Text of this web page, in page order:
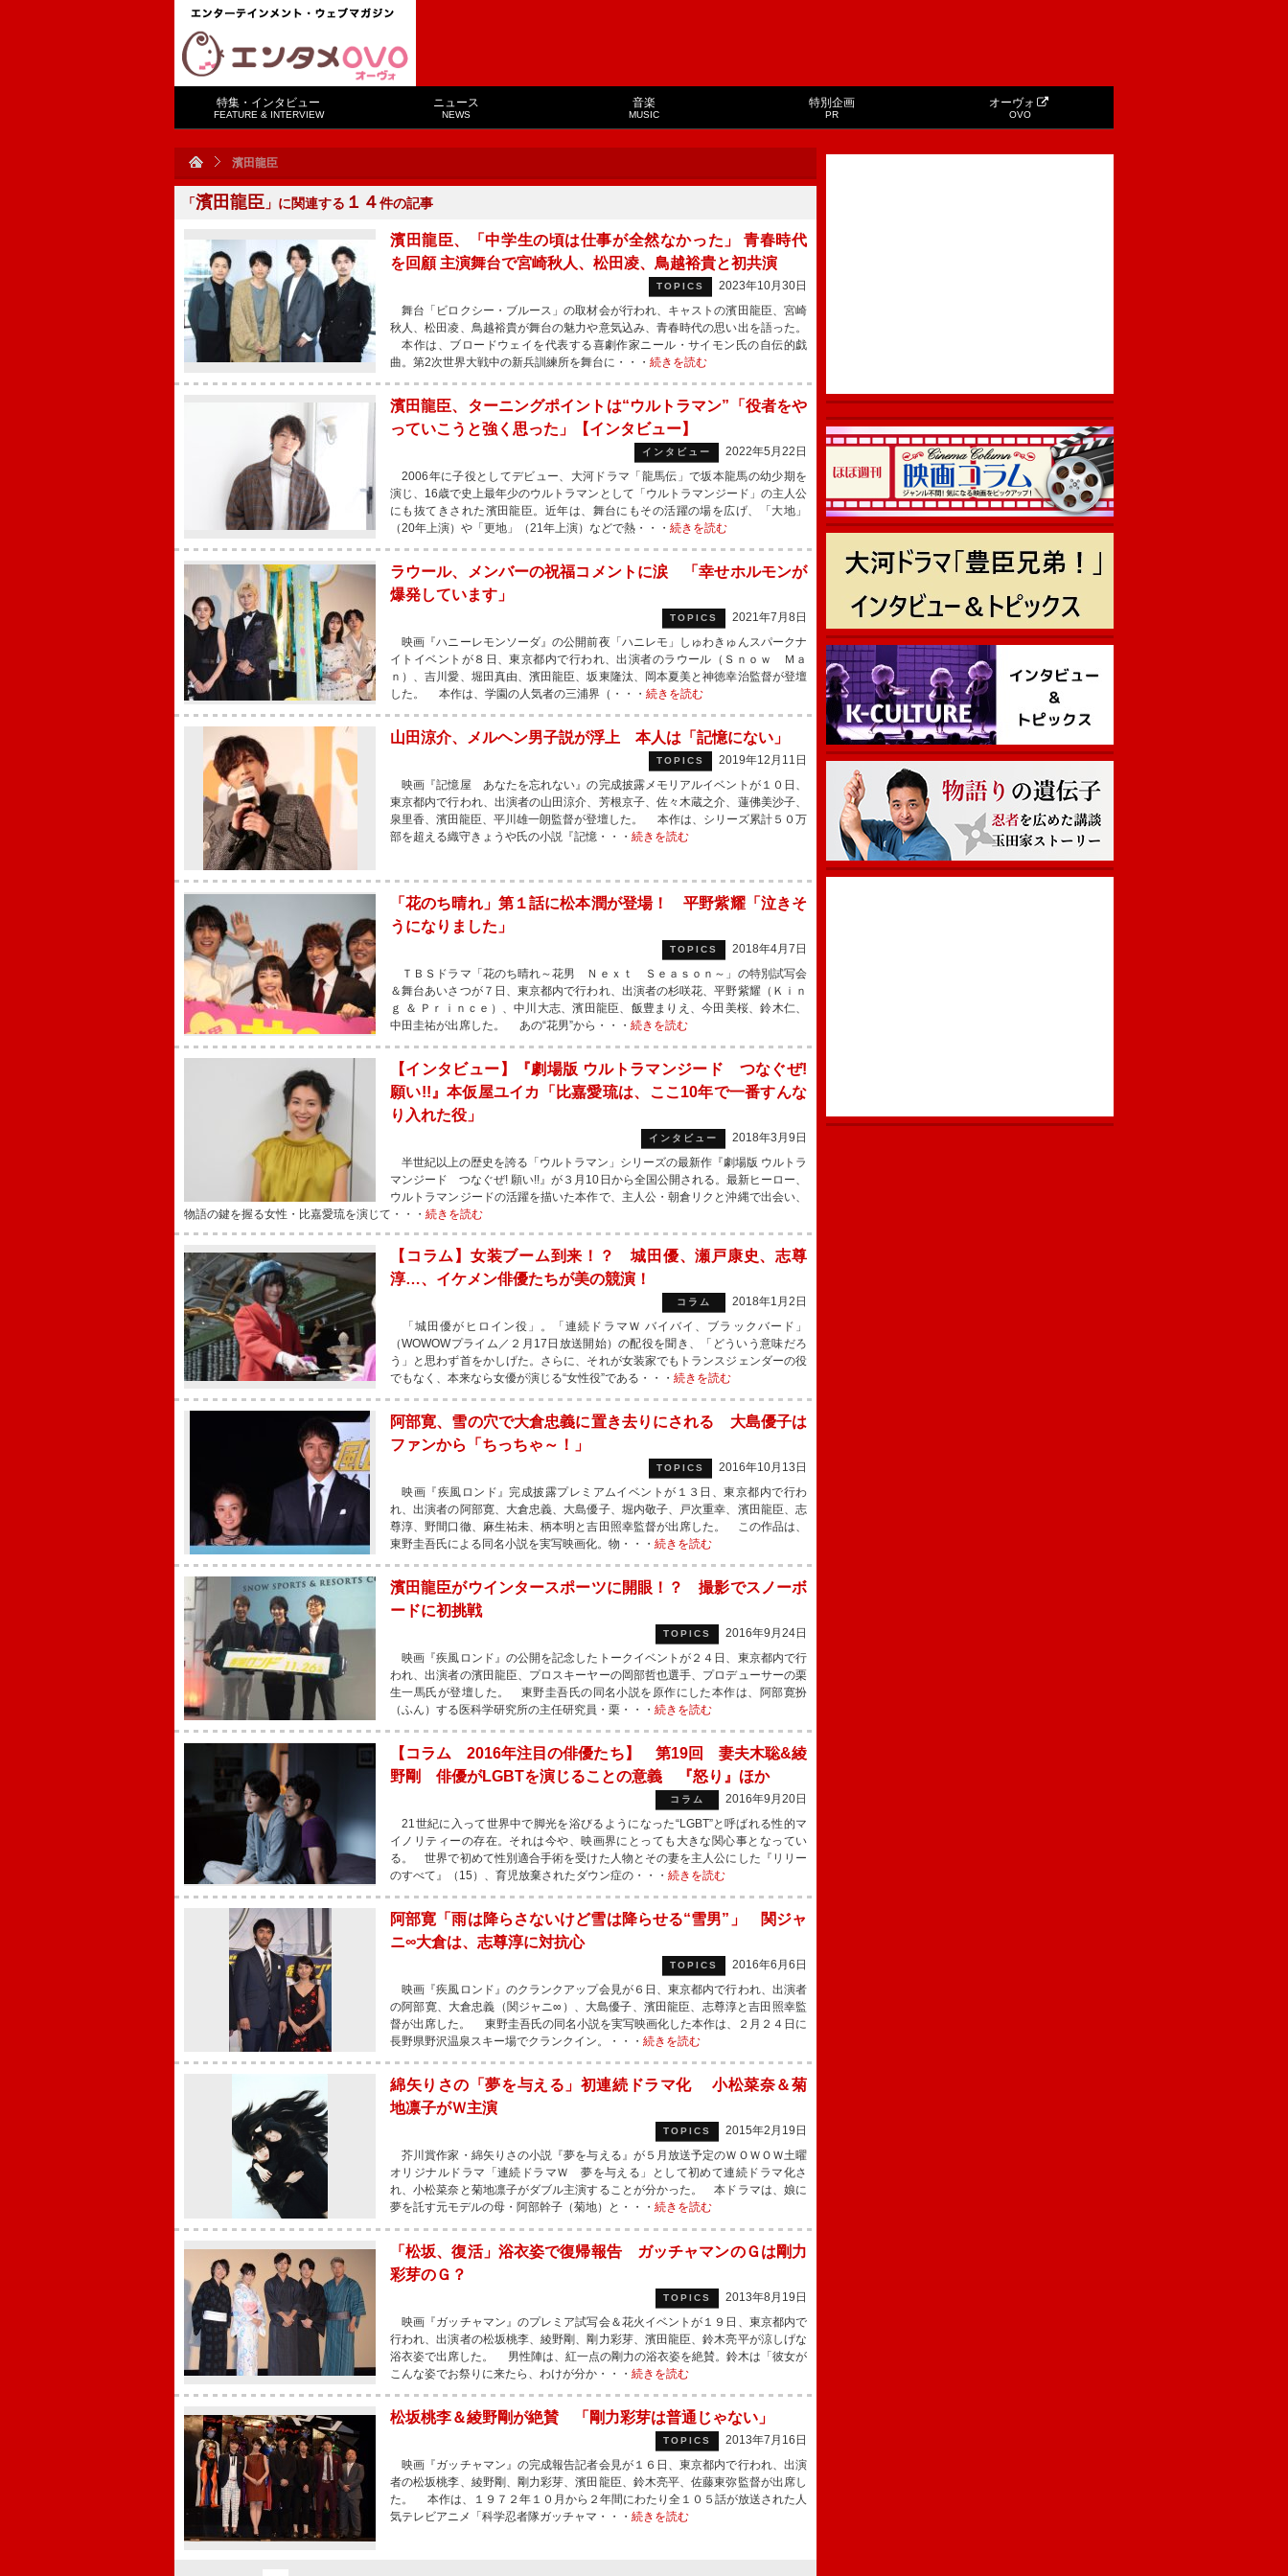
特集・インタビュー
FEATURE & INTERVIEW
ニュース
NEWS
音楽
MUSIC
特別企画
PR
オーヴォ
OVO
濱田龍臣
「濱田龍臣 」に関連する １４件の記事
濱田龍臣、「中学生の頃は仕事が全然なかった」 青春時代
を回顧 主演舞台で宮崎秋人、松田凌、鳥越裕貴と初共演
TOPICS
2023年10月30日
舞台「ビロクシー・ブルース」の取材会が行われ、キャストの濱田龍臣、宮崎
秋人、松田凌、鳥越裕貴が舞台の魅力や意気込み、青春時代の思い出を語った。
本作は、ブロードウェイを代表する喜劇作家ニール・サイモン氏の自伝的戯
曲。第2次世界大戦中の新兵訓練所を舞台に・・・ 続きを読む
濱田龍臣、ターニングポイントは“ウルトラマン”「役者をや
っていこうと強く思った」【インタビュー】
インタビュー
2022年5月22日
2006年に子役としてデビュー、大河ドラマ「龍馬伝」で坂本龍馬の幼少期を
演じ、16歳で史上最年少のウルトラマンとして「ウルトラマンジード」の主人公
にも抜てきされた濱田龍臣。近年は、舞台にもその活躍の場を広げ、「大地」
（20年上演）や「更地」（21年上演）などで熱・・・ 続きを読む
ラウール、メンバーの祝福コメントに涙 「幸せホルモンが
爆発しています」
TOPICS
2021年7月8日
映画『ハニーレモンソーダ』の公開前夜「ハニレモ」しゅわきゅんスパークナ
イトイベントが８日、東京都内で行われ、出演者のラウール（Ｓｎｏｗ Ｍａ
ｎ）、吉川愛、堀田真由、濱田龍臣、坂東隆汰、岡本夏美と神徳幸治監督が登壇
した。 本作は、学園の人気者の三浦界（・・・ 続きを読む
山田涼介、メルヘン男子説が浮上 本人は「記憶にない」
TOPICS
2019年12月11日
映画『記憶屋 あなたを忘れない』の完成披露メモリアルイベントが１０日、
東京都内で行われ、出演者の山田涼介、芳根京子、佐々木蔵之介、蓮佛美沙子、
泉里香、濱田龍臣、平川雄一朗監督が登壇した。 本作は、シリーズ累計５０万
部を超える織守きょうや氏の小説『記憶・・・ 続きを読む
「花のち晴れ」第１話に松本潤が登場！ 平野紫耀「泣きそ
うになりました」
TOPICS
2018年4月7日
ＴＢＳドラマ「花のち晴れ～花男 Ｎｅｘｔ Ｓｅａｓｏｎ～」の特別試写会
＆舞台あいさつが７日、東京都内で行われ、出演者の杉咲花、平野紫耀（Ｋｉｎ
ｇ ＆ Ｐｒｉｎｃｅ）、中川大志、濱田龍臣、飯豊まりえ、今田美桜、鈴木仁、
中田圭祐が出席した。 あの“花男”から・・・ 続きを読む
【インタビュー】『劇場版 ウルトラマンジード つなぐぜ!
願い!!』本仮屋ユイカ「比嘉愛琉は、ここ10年で一番すんな
り入れた役」
インタビュー
2018年3月9日
半世紀以上の歴史を誇る「ウルトラマン」シリーズの最新作『劇場版 ウルトラ
マンジード つなぐぜ! 願い!!』が３月10日から全国公開される。最新ヒーロー、
ウルトラマンジードの活躍を描いた本作で、主人公・朝倉リクと沖縄で出会い、
物語の鍵を握る女性・比嘉愛琉を演じて・・・ 続きを読む
【コラム】女装ブーム到来！？ 城田優、瀬戸康史、志尊
淳…、イケメン俳優たちが美の競演！
コラム
2018年1月2日
「城田優がヒロイン役」。「連続ドラマＷ バイバイ、ブラックバード」
（WOWOWプライム／２月17日放送開始）の配役を聞き、「どういう意味だろ
う」と思わず首をかしげた。さらに、それが女装家でもトランスジェンダーの役
でもなく、本来なら女優が演じる“女性役”である・・・ 続きを読む
阿部寛、雪の穴で大倉忠義に置き去りにされる 大島優子は
ファンから「ちっちゃ～！」
TOPICS
2016年10月13日
映画『疾風ロンド』完成披露プレミアムイベントが１３日、東京都内で行わ
れ、出演者の阿部寛、大倉忠義、大島優子、堀内敬子、戸次重幸、濱田龍臣、志
尊淳、野間口徹、麻生祐未、柄本明と吉田照幸監督が出席した。 この作品は、
東野圭吾氏による同名小説を実写映画化。物・・・ 続きを読む
濱田龍臣がウインタースポーツに開眼！？ 撮影でスノーボ
ードに初挑戦
TOPICS
2016年9月24日
映画『疾風ロンド』の公開を記念したトークイベントが２４日、東京都内で行
われ、出演者の濱田龍臣、プロスキーヤーの岡部哲也選手、プロデューサーの栗
生一馬氏が登壇した。 東野圭吾氏の同名小説を原作にした本作は、阿部寛扮
（ふん）する医科学研究所の主任研究員・栗・・・ 続きを読む
【コラム 2016年注目の俳優たち】 第19回 妻夫木聡&綾
野剛 俳優がLGBTを演じることの意義 『怒り』ほか
コラム
2016年9月20日
21世紀に入って世界中で脚光を浴びるようになった“LGBT”と呼ばれる性的マ
イノリティーの存在。それは今や、映画界にとっても大きな関心事となってい
る。 世界で初めて性別適合手術を受けた人物とその妻を主人公にした『リリー
のすべて』（15）、育児放棄されたダウン症の・・・ 続きを読む
阿部寛「雨は降らさないけど雪は降らせる“雪男”」 関ジャ
ニ∞大倉は、志尊淳に対抗心
TOPICS
2016年6月6日
映画『疾風ロンド』のクランクアップ会見が６日、東京都内で行われ、出演者
の阿部寛、大倉忠義（関ジャニ∞）、大島優子、濱田龍臣、志尊淳と吉田照幸監
督が出席した。 東野圭吾氏の同名小説を実写映画化した本作は、２月２４日に
長野県野沢温泉スキー場でクランクイン。・・・ 続きを読む
綿矢りさの「夢を与える」初連続ドラマ化 小松菜奈＆菊
地凛子がＷ主演
TOPICS
2015年2月19日
芥川賞作家・綿矢りさの小説『夢を与える』が５月放送予定のＷＯＷＯＷ土曜
オリジナルドラマ「連続ドラマＷ 夢を与える」として初めて連続ドラマ化さ
れ、小松菜奈と菊地凛子がダブル主演することが分かった。 本ドラマは、娘に
夢を託す元モデルの母・阿部幹子（菊地）と・・・ 続きを読む
「松坂、復活」浴衣姿で復帰報告 ガッチャマンのＧは剛力
彩芽のＧ？
TOPICS
2013年8月19日
映画『ガッチャマン』のプレミア試写会＆花火イベントが１９日、東京都内で
行われ、出演者の松坂桃李、綾野剛、剛力彩芽、濱田龍臣、鈴木亮平が涼しげな
浴衣姿で出席した。 男性陣は、紅一点の剛力の浴衣姿を絶賛。鈴木は「彼女が
こんな姿でお祭りに来たら、わけが分か・・・ 続きを読む
松坂桃李＆綾野剛が絶賛 「剛力彩芽は普通じゃない」
TOPICS
2013年7月16日
映画『ガッチャマン』の完成報告記者会見が１６日、東京都内で行われ、出演
者の松坂桃李、綾野剛、剛力彩芽、濱田龍臣、鈴木亮平、佐藤東弥監督が出席し
た。 本作は、１９７２年１０月から２年間にわたり全１０５話が放送された人
気テレビアニメ「科学忍者隊ガッチャマ・・・ 続きを読む